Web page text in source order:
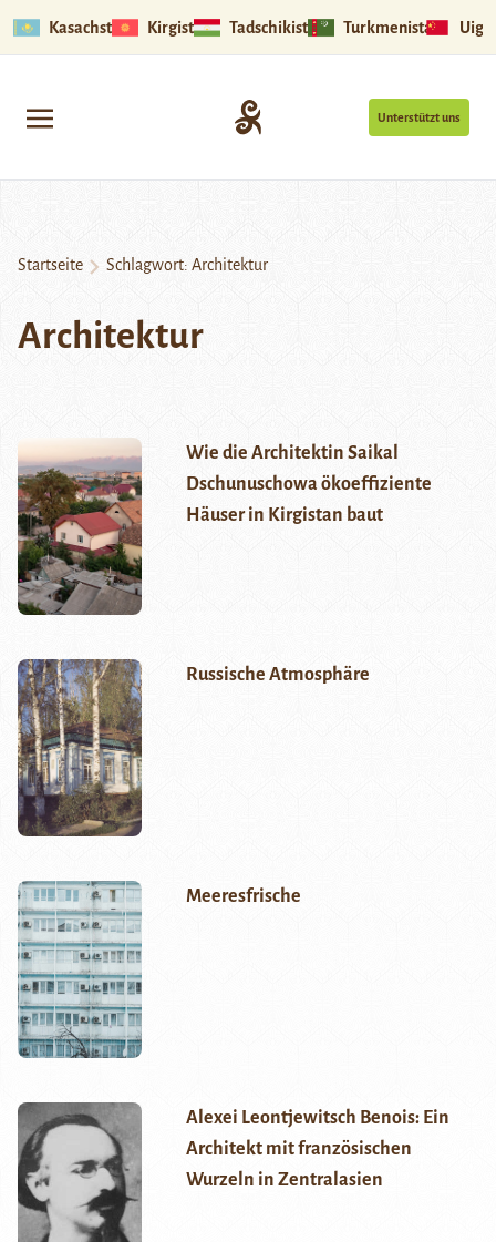
Kasachstan Kirgistan Tadschikistan Turkmenistan
Unterstützt uns
Startseite Schlagwort: Architektur
Architektur
Wie die Architektin Saikal
Dschunuschowa ökoeffiziente
Häuser in Kirgistan baut
Russische Atmosphäre
Meeresfrische
Alexei Leontjewitsch Benois: Ein
Architekt mit französischen
Wurzeln in Zentralasien